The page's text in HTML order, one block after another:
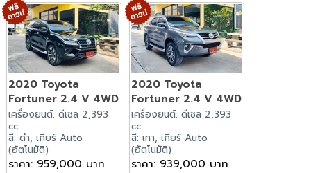
2020 Toyota
Fortuner 2.4 V 4WD
เครื่องยนต์: ดีเซล 2,393
cc.
สี: ดำ, เกียร์ Auto
(อัตโนมัติ)
ราคา: 959,000 บาท
2020 Toyota
Fortuner 2.4 V 4WD
เครื่องยนต์: ดีเซล 2,393
cc.
สี: เทา, เกียร์ Auto
(อัตโนมัติ)
ราคา: 939,000 บาท